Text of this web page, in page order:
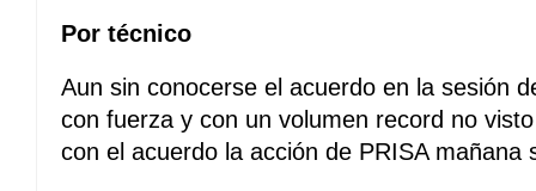
Por técnico
Aun sin conocerse el acuerdo en la sesión
con fuerza y con un volumen record no
con el acuerdo la acción de PRISA mañana